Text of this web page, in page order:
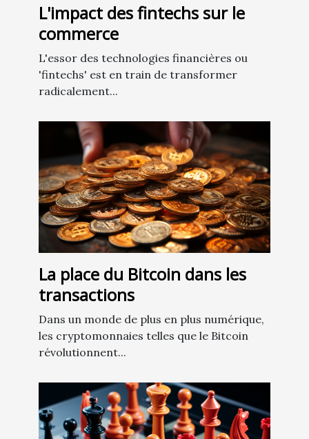
L'impact des fintechs sur le
commerce
L'essor des technologies financières ou
'fintechs' est en train de transformer
radicalement...
La place du Bitcoin dans les
transactions
Dans un monde de plus en plus numérique,
les cryptomonnaies telles que le Bitcoin
révolutionnent...